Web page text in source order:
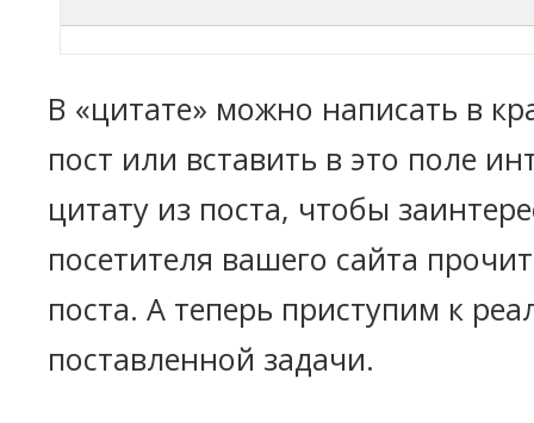
В «цитате» можно написать в
пост или вставить в это поле
цитату из поста, чтобы
посетителя вашего сайта
поста. А теперь приступим к
поставленной задачи.